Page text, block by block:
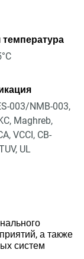
температура
003/NMB-003,
Maghreb,
VCCI, CB-
UL
а также
систем